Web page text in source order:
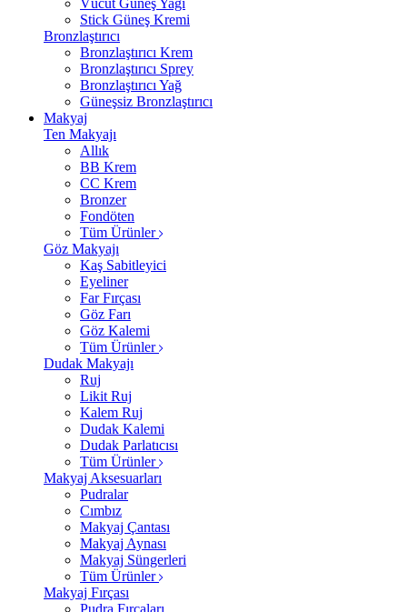
Vücut Güneş Yağı
Stick Güneş Kremi
Bronzlaştırıcı
Bronzlaştırıcı Krem
Bronzlaştırıcı Sprey
Bronzlaştırıcı Yağ
Güneşsiz Bronzlaştırıcı
Makyaj
Ten Makyajı
Allık
BB Krem
CC Krem
Bronzer
Fondöten
Tüm Ürünler
Göz Makyajı
Kaş Sabitleyici
Eyeliner
Far Fırçası
Göz Farı
Göz Kalemi
Tüm Ürünler
Dudak Makyajı
Ruj
Likit Ruj
Kalem Ruj
Dudak Kalemi
Dudak Parlatıcısı
Tüm Ürünler
Makyaj Aksesuarları
Pudralar
Cımbız
Makyaj Çantası
Makyaj Aynası
Makyaj Süngerleri
Tüm Ürünler
Makyaj Fırçası
Pudra Fırçaları